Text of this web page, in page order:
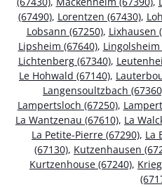
(67490), Lorentzen (67430),
Lobsann (67250), Lixhausen
Lipsheim (67640), Lingolsheim
Lichtenberg (67340),
Le Hohwald (67140),
Langensoultzbach
Lampertsloch (67250),
La Wantzenau (67610), La
La Petite-Pierre (67290), La
(67130), Kutzenhausen
Kurtzenhouse (67240),